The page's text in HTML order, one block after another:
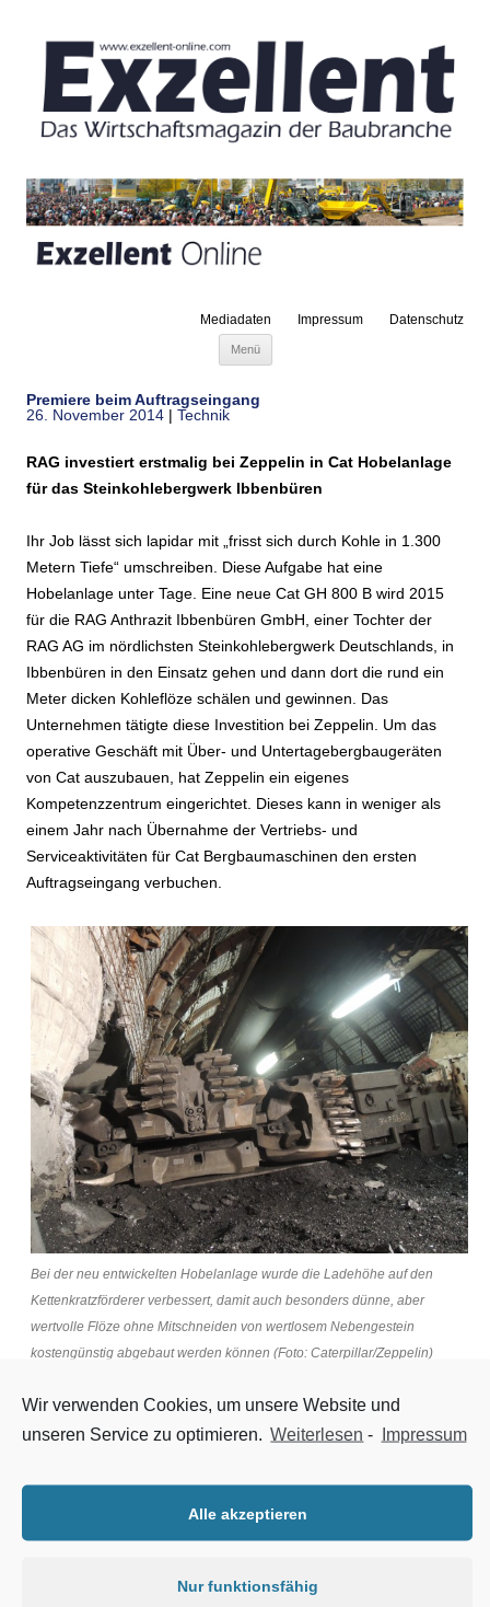
Mediadaten Impressum Datenschutz
Menü
Premiere beim Auftragseingang
26. November 2014 | Technik
RAG investiert erstmalig bei Zeppelin in Cat Hobelanlage
für das Steinkohlebergwerk Ibbenbüren
Ihr Job lässt sich lapidar mit „frisst sich durch Kohle in 1.300
Metern Tiefe“ umschreiben. Diese Aufgabe hat eine
Hobelanlage unter Tage. Eine neue Cat GH 800 B wird 2015
für die RAG Anthrazit Ibbenbüren GmbH, einer Tochter der
RAG AG im nördlichsten Steinkohlebergwerk Deutschlands, in
Ibbenbüren in den Einsatz gehen und dann dort die rund ein
Meter dicken Kohleflöze schälen und gewinnen. Das
Unternehmen tätigte diese Investition bei Zeppelin. Um das
operative Geschäft mit Über- und Untertagebergbaugeräten
von Cat auszubauen, hat Zeppelin ein eigenes
Kompetenzzentrum eingerichtet. Dieses kann in weniger als
einem Jahr nach Übernahme der Vertriebs- und
Serviceaktivitäten für Cat Bergbaumaschinen den ersten
Auftragseingang verbuchen.
Bei der neu entwickelten Hobelanlage wurde die Ladehöhe auf den
Kettenkratzförderer verbessert, damit auch besonders dünne, aber
wertvolle Flöze ohne Mitschneiden von wertlosem Nebengestein
kostengünstig abgebaut werden können (Foto: Caterpillar/Zeppelin)
„Damit ist uns eine kleine Sensation gelungen. Wir waren der
erste Cat Händler weltweit, der nach Start der Vertriebs- und
anderer Hinsicht außergewöhnlich, wenn man bedenkt, dass in
freute sich Christian Dummler, als Zeppelin
Wir verwenden Cookies, um unsere Website und
unseren Service zu optimieren. Weiterlesen - Impressum
Alle akzeptieren
Nur funktionsfähig